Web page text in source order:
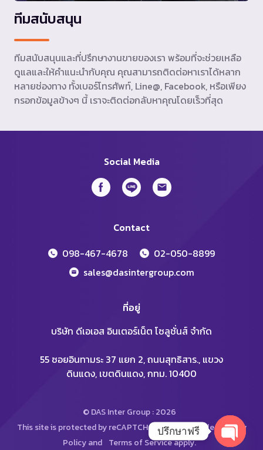
ทีมสนับสนุน
ทีมสนับสนุนและที่ปรึกษางานขายของเรา พร้อมที่จะช่วยเหลือ
ดูแลและให้คำแนะนำกับคุณ คุณสามารถติดต่อหาเราได้หลาก
หลายช่องทาง ทั้งเบอร์โทรศัพท์, Line@, Facebook, หรือเพียง
กรอกข้อมูลข้างๆ นี้ เราจะติดต่อกลับหาคุณโดยเร็วที่สุด
Social Media
Contact
098-467-4678
02-050-8899
sales@dasintergroup.com
ที่อยู่
บริษัท ดีเอเอส อินเตอร์เน็ต โซลูชั่นส์ จำกัด
55 ซอยอินทามระ 37 แยก 2, ถนนสุทธิสาร., แขวง
ดินแดง, เขตดินแดง, กทม. 10400
© DAS Inter Group : 2026
This site is protected by reCAPTCHA and the Google Privacy
Policyand Terms of Serviceapply.
ปรึกษาฟรี